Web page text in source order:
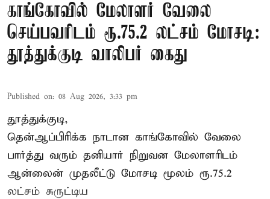
காங்கோவில் மேலாளர் வேலை
செய்பவரிடம் ரூ.75.2 லட்சம் மோசடி:
தூத்துக்குடி வாலிபர் கைது
Published on: 08 Aug 2026, 3:33 pm
தூத்துக்குடி,
தென்ஆப்பிரிக்க நாடான காங்கோவில் வேலை
பார்த்து வரும் தனியார் நிறுவன மேலாளரிடம்
ஆன்லைன் முதலீட்டு மோசடி மூலம் ரூ.75.2
லட்சம் சுருட்டிய